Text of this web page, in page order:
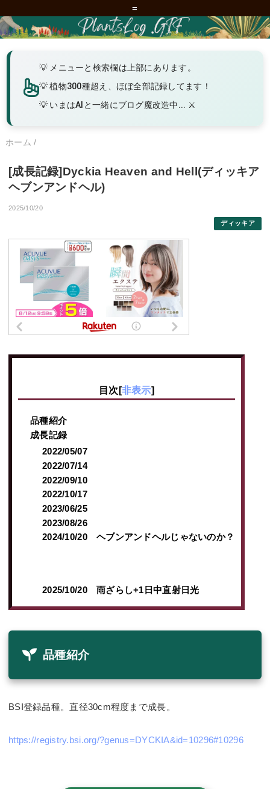
=
メニューと検索欄は上部にあります。
植物300種超え、ほぼ全部記録してます！
いまはAIと一緒にブログ魔改造中... ⚔️
ホーム /
[成長記録]Dyckia Heaven and Hell(ディッキア
ヘブンアンドヘル)
2025/10/20
ディッキア
目次[非表示]
品種紹介
成長記録
2022/05/07
2022/07/14
2022/09/10
2022/10/17
2023/06/25
2023/08/26
2024/10/20 ヘブンアンドヘルじゃないのか？
2025/10/20 雨ざらし+1日中直射日光
品種紹介
BSI登録品種。直径30cm程度まで成長。
https://registry.bsi.org/?genus=DYCKIA&id=10296#10296